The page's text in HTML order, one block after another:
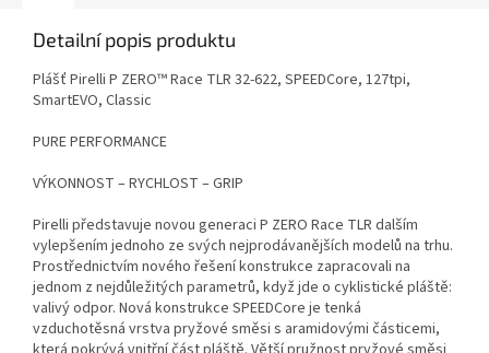
Detailní popis produktu
Plášť Pirelli P ZERO™ Race TLR 32-622, SPEEDCore, 127tpi,
SmartEVO, Classic
PURE PERFORMANCE
VÝKONNOST – RYCHLOST – GRIP
Pirelli představuje novou generaci P ZERO Race TLR dalším
vylepšením jednoho ze svých nejprodávanějších modelů na trhu.
Prostřednictvím nového řešení konstrukce zapracovali na
jednom z nejdůležitých parametrů, když jde o cyklistické pláště:
valivý odpor. Nová konstrukce SPEEDCore je tenká
vzduchotěsná vrstva pryžové směsi s aramidovými částicemi,